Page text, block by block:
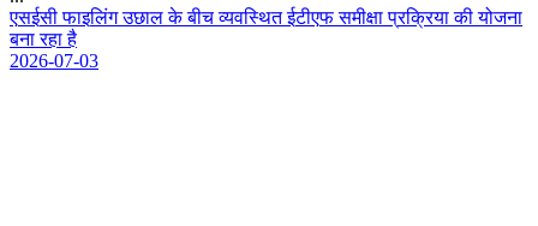
एसईस फइलग उछल क बच वयवसत ईटएफ समक परकय क यजन
बन रह ह
2026-07-03